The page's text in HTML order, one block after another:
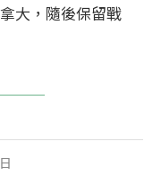
大，隨後保留戰